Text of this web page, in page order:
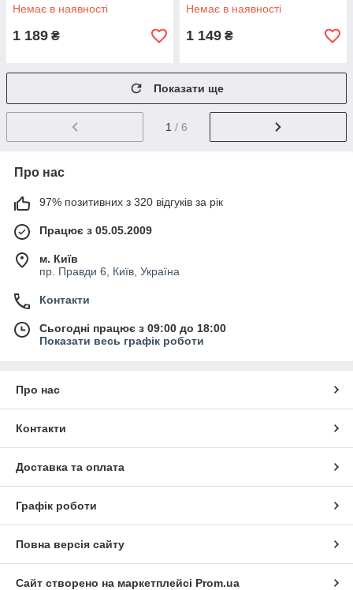
Немає в наявності
1 189 ₴
Немає в наявності
1 149 ₴
Показати ще
1 / 6
Про нас
97% позитивних з 320 відгуків за рік
Працює з 05.05.2009
м. Київ
пр. Правди 6, Київ, Україна
Контакти
Сьогодні працює з 09:00 до 18:00
Показати весь графік роботи
Про нас
Контакти
Доставка та оплата
Графік роботи
Повна версія сайту
Сайт створено на маркетплейсі Prom.ua